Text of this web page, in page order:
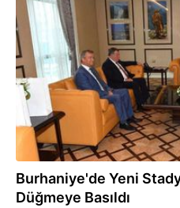
08.05.2018
Burhaniye'de Yeni
Düğmeye Basıldı